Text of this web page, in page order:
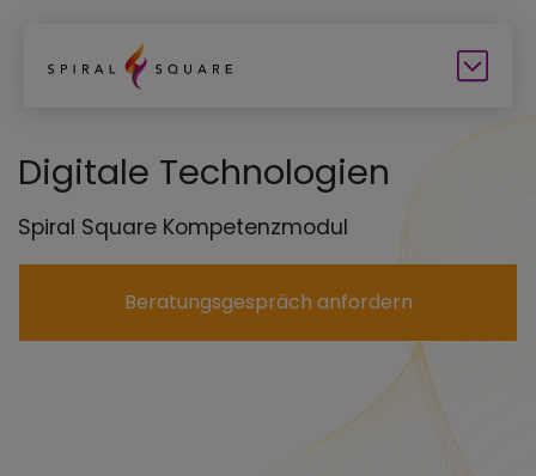
Digitale Technologien
Spiral Square Kompetenzmodul
Beratungsgespräch anfordern